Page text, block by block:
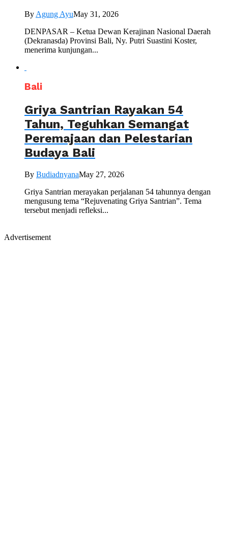
By Agung AyuMay 31, 2026
DENPASAR – Ketua Dewan Kerajinan Nasional Daerah
(Dekranasda) Provinsi Bali, Ny. Putri Suastini Koster,
menerima kunjungan...
Bali
Griya Santrian Rayakan 54
Tahun, Teguhkan Semangat
Peremajaan dan Pelestarian
Budaya Bali
By BudiadnyanaMay 27, 2026
Griya Santrian merayakan perjalanan 54 tahunnya dengan
mengusung tema “Rejuvenating Griya Santrian”. Tema
tersebut menjadi refleksi...
Advertisement